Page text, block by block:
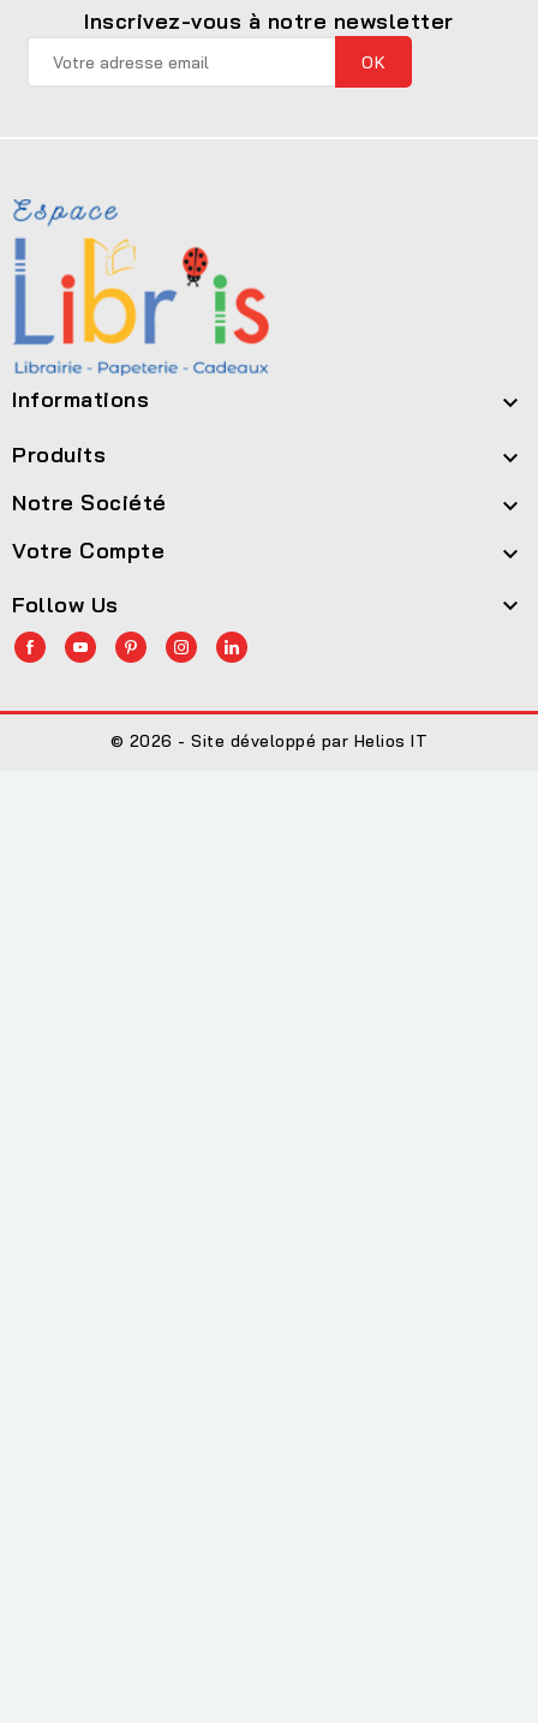
Inscrivez-vous à notre newsletter
Informations 
Produits 
Notre Société 
Votre Compte 
Follow Us 
© 2026 - Site développé par Helios IT